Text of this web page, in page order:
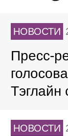
НОВОСТИ
Пресс-
Тэглайн
НОВОСТИ